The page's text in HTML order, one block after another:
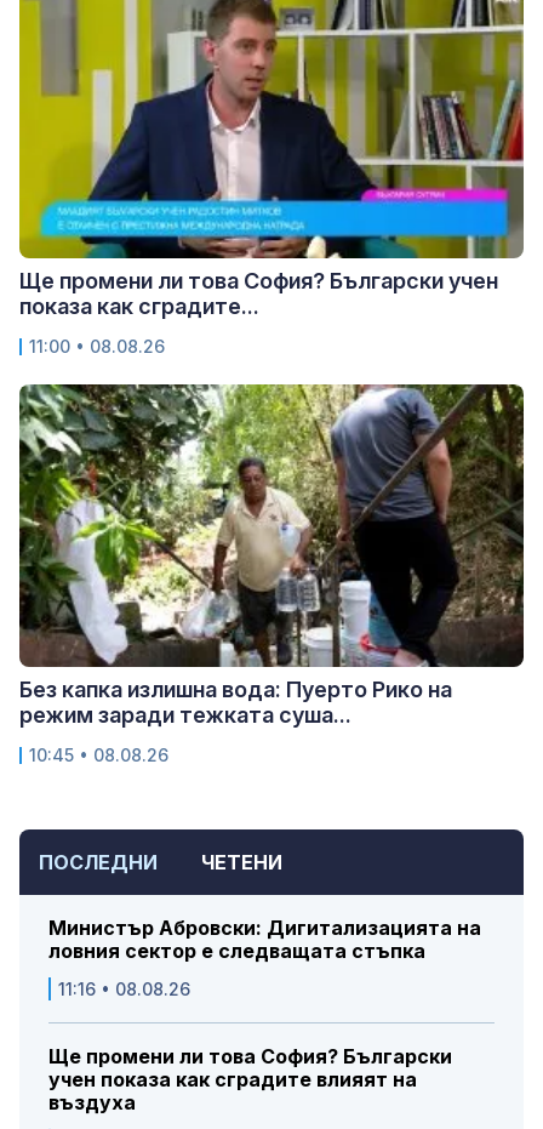
ПОСЛЕДНИ ЧЕТЕНИ
Министър Абровски: Дигитализацията на
ловния сектор е следващата стъпка
11:16 • 08.08.26
Ще промени ли това София? Български
учен показа как сградите влияят на
въздуха
Ще промени ли това София? Български учен
показа как сградите...
11:00 • 08.08.26
Без капка излишна вода: Пуерто Рико на
режим заради тежката суша...
10:45 • 08.08.26